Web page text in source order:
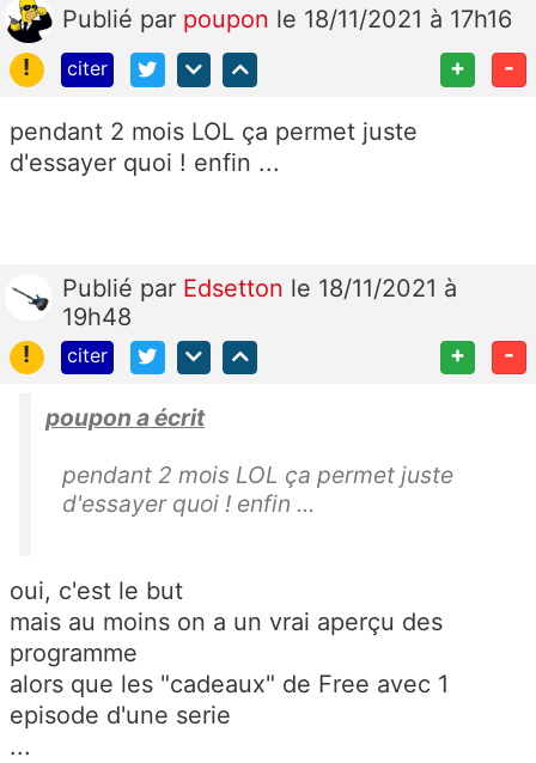
Publié par poupon le 18/11/2021 à 17h16
!
citer + -
pendant 2 mois LOL ça permet juste
d'essayer quoi ! enfin ...
Publié par Edsetton le 18/11/2021 à
19h48
!
citer + -
poupon a écrit
pendant 2 mois LOL ça permet juste
d'essayer quoi ! enfin ...
oui, c'est le but
mais au moins on a un vrai aperçu des
programme
alors que les "cadeaux" de Free avec 1
episode d'une serie
...